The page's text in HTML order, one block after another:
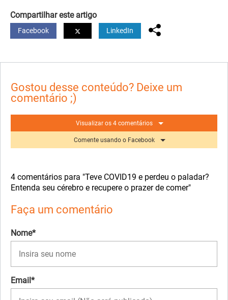
Compartilhar este artigo
Facebook LinkedIn
Gostou desse conteúdo? Deixe um
comentário ;)
Visualizar os 4 comentários
Comente usando o Facebook
4 comentários para "Teve COVID19 e perdeu o paladar?
Entenda seu cérebro e recupere o prazer de comer"
Faça um comentário
Nome*
Email*